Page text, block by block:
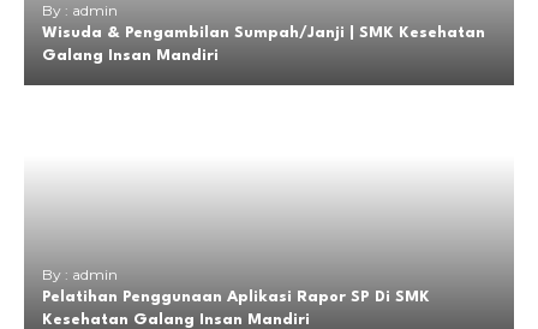
By : admin
Wisuda & Pengambilan Sumpah/Janji | SMK Kesehatan
Galang Insan Mandiri
By : admin
Pelatihan Penggunaan Aplikasi Rapor SP Di SMK
Kesehatan Galang Insan Mandiri